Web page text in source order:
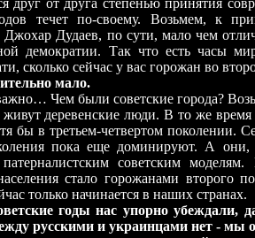
течет по-своему. Возьмем, к
Джохар Дудаев, по сути, мало чем
демократии. Так что есть часы
сколько сейчас у вас горожан во
мало.
Чем были советские города?
живут деревенские люди. В то же
бы в третьем-четвертом поколении.
пока еще доминируют. А
советским
стало горожанами второго
только начинается в наших странах.
годы нас упорно убеждали,
русскими и украинцами нет - мы